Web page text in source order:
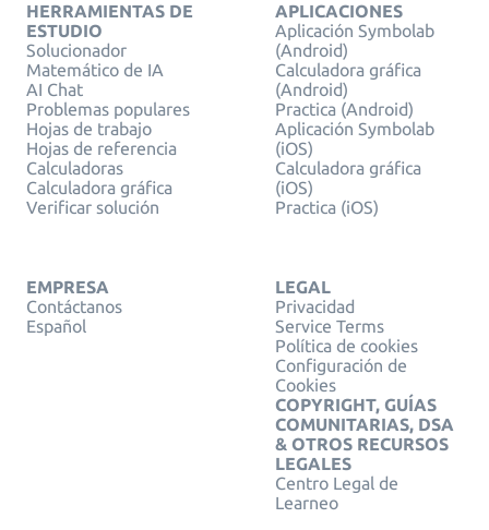
HERRAMIENTAS DE
ESTUDIO
Solucionador
Matemático de IA
AI Chat
Problemas populares
Hojas de trabajo
Hojas de referencia
Calculadoras
Calculadora gráfica
Verificar solución
APLICACIONES
Aplicación Symbolab
(Android)
Calculadora gráfica
(Android)
Practica (Android)
Aplicación Symbolab
(iOS)
Calculadora gráfica
(iOS)
Practica (iOS)
EMPRESA
Contáctanos
Español
LEGAL
Privacidad
Service Terms
Política de cookies
Configuración de
Cookies
COPYRIGHT, GUÍAS
COMUNITARIAS, DSA
& OTROS RECURSOS
LEGALES
Centro Legal de
Learneo